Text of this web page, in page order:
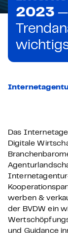
2023
Das
Digitale
werben &
der BVDW ein
und Guidance